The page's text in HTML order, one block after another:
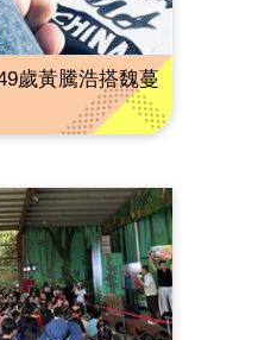
歲黃騰浩搭魏蔓